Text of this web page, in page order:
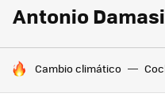
Antonio
HOY SE HABLA DE
Cambio climático